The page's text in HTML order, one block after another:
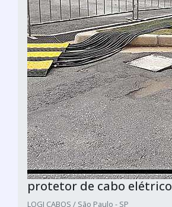
protetor de cabo elétrico
LOGI CABOS / São Paulo - SP